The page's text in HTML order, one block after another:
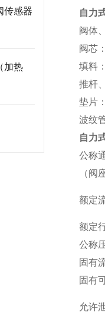
传感器
加热
自力
阀体
阀芯
填料
推杆
垫片
波纹
自力
公称
（阀
额定
额定
公称
固有
固有
允许